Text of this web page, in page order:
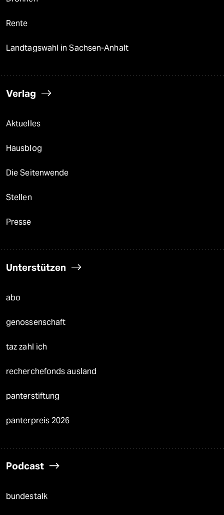
Rente
Landtagswahl in Sachsen-Anhalt
Verlag
Aktuelles
Hausblog
Die Seitenwende
Stellen
Presse
Unterstützen
abo
genossenschaft
taz zahl ich
recherchefonds ausland
panterstiftung
panterpreis 2026
Podcast
bundestalk